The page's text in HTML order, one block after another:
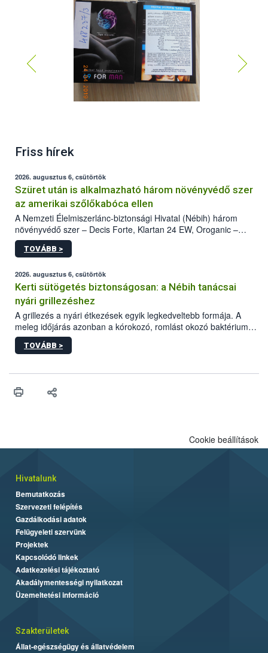
Friss hírek
2026. augusztus 6, csütörtök
Szüret után is alkalmazható három növényvédő szer
az amerikai szőlőkabóca ellen
A Nemzeti Élelmiszerlánc-biztonsági Hivatal (Nébih) három
növényvédő szer – Decis Forte, Klartan 24 EW, Oroganic –
engedélyokiratát módosította, így azok a szüretet követően,
egészen a vesszőérettség (BBCH 91) stádiumáig
érésű szőlőkben is legyen lehetőség a károsító elleni további
védekezésre. Az Oroganic készítmény kis kiszerelésben kiskerti
felhasználók számára is elérhető és ökológiai termesztésben is
engedélyezett.
TOVÁBB >
2026. augusztus 6, csütörtök
Kerti sütögetés biztonságosan: a Nébih tanácsai
nyári grillezéshez
A grillezés a nyári étkezések egyik legkedveltebb formája. A
meleg időjárás azonban a kórokozó, romlást okozó baktériumok
gyorsabb szaporodásának is kedvez. A szabadtéri sütögetés
ezért nem csupán a megfelelő sütési technikáról szól: legalább
higiéniai szabályok betartása, a megfelelő hőkezelés, valamint a
biztonsági Hivatal (Nébih) Oktatási Programja összegyűjtötte a
TOVÁBB >
Cookie beállítások
Hivatalunk
Bemutatkozás
Szervezeti felépítés
Gazdálkodási adatok
Felügyeleti szervünk
Projektek
Kapcsolódó linkek
Adatkezelési tájékoztató
Akadálymentességi nyilatkozat
Üzemeltetési információ
Szakterületek
Állat-egészségügy és állatvédelem